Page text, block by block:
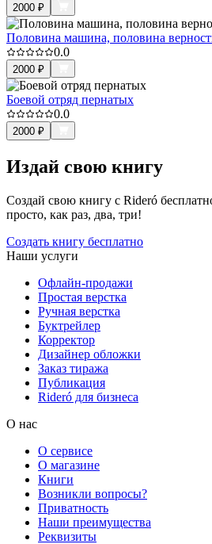
2000 ₽
Половина машина, половина
0.0
2000 ₽
Боевой отряд пернатых
0.0
2000 ₽
Издай свою книгу
Создай свою книгу с Rideró
просто, как раз, два, три!
Создать книгу бесплатно
Наши услуги
Офлайн-продажи
Простая верстка
Ручная верстка
Буктрейлер
Корректор
Дизайнер обложки
Заказ тиража
Публикация
Rideró для бизнеса
О нас
О сервисе
О магазине
Книги
Возникли вопросы?
Приватность
Наши преимущества
Реквизиты